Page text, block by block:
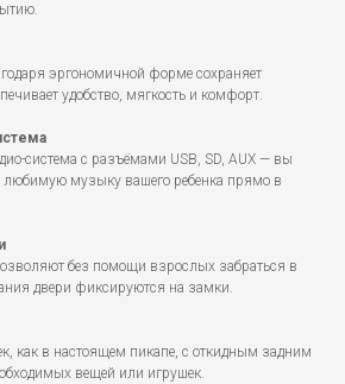
эргономичной форме сохраняет
удобство, мягкость и комфорт.
система с разъёмами USB, SD, AUX — вы
любимую музыку вашего ребенка прямо в
без помощи взрослых забраться в
двери фиксируются на замки.
как в настоящем пикапе, с откидным задним
вещей или игрушек.